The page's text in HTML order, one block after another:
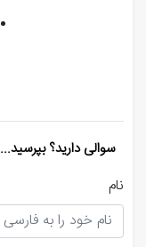
سوالی دارید؟ بپرسید...
نام